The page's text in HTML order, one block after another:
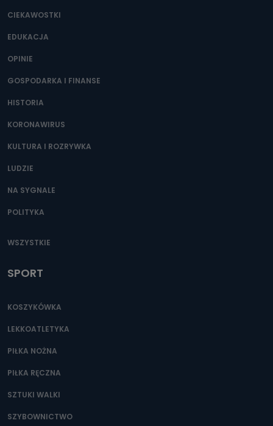
CIEKAWOSTKI
EDUKACJA
OPINIE
GOSPODARKA I FINANSE
HISTORIA
KORONAWIRUS
KULTURA I ROZRYWKA
LUDZIE
NA SYGNALE
POLITYKA
WSZYSTKIE
SPORT
KOSZYKÓWKA
LEKKOATLETYKA
PIŁKA NOŻNA
PIŁKA RĘCZNA
SZTUKI WALKI
SZYBOWNICTWO